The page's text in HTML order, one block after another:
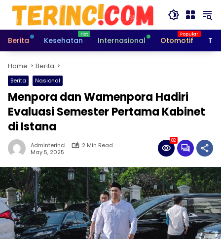
Skip
content
Berita
Kesehatan Internasional Otomotif
Home Berita
Berita Nasional
Menpora dan Wamenpora Hadiri
Evaluasi Semester Pertama Kabinet
di Istana
Adminterinci
2 Min Read
May 5, 2025
82